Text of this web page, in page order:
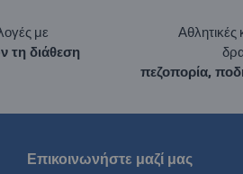
με
τη διάθεση
Αθλητικές
πεζοπορία,
Επικοινωνήστε μαζί μας